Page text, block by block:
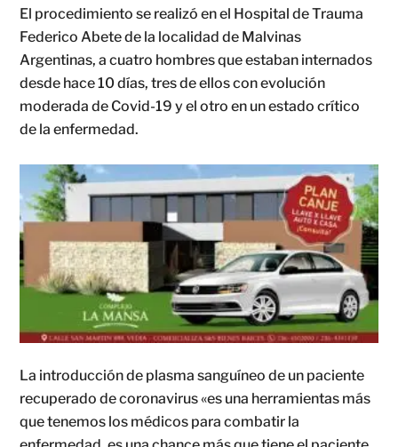
El procedimiento se realizó en el Hospital de Trauma
Federico Abete de la localidad de Malvinas
Argentinas, a cuatro hombres que estaban internados
desde hace 10 días, tres de ellos con evolución
moderada de Covid-19 y el otro en un estado crítico
de la enfermedad.
La introducción de plasma sanguíneo de un paciente
recuperado de coronavirus «es una herramientas más
que tenemos los médicos para combatir la